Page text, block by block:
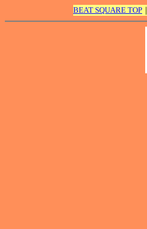
BEAT SQUARE TOP ｜